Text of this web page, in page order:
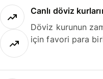
Canlı döviz
Döviz kurunun
için favori para